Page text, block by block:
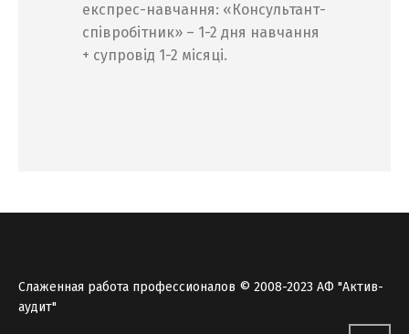
експрес-навчання: «Консультант-
співробітник» – 1-2 дня навчання
+ супровід 1-2 місяці.
Слаженная работа профессионалов © 2008-2023 АФ "Актив-
аудит"